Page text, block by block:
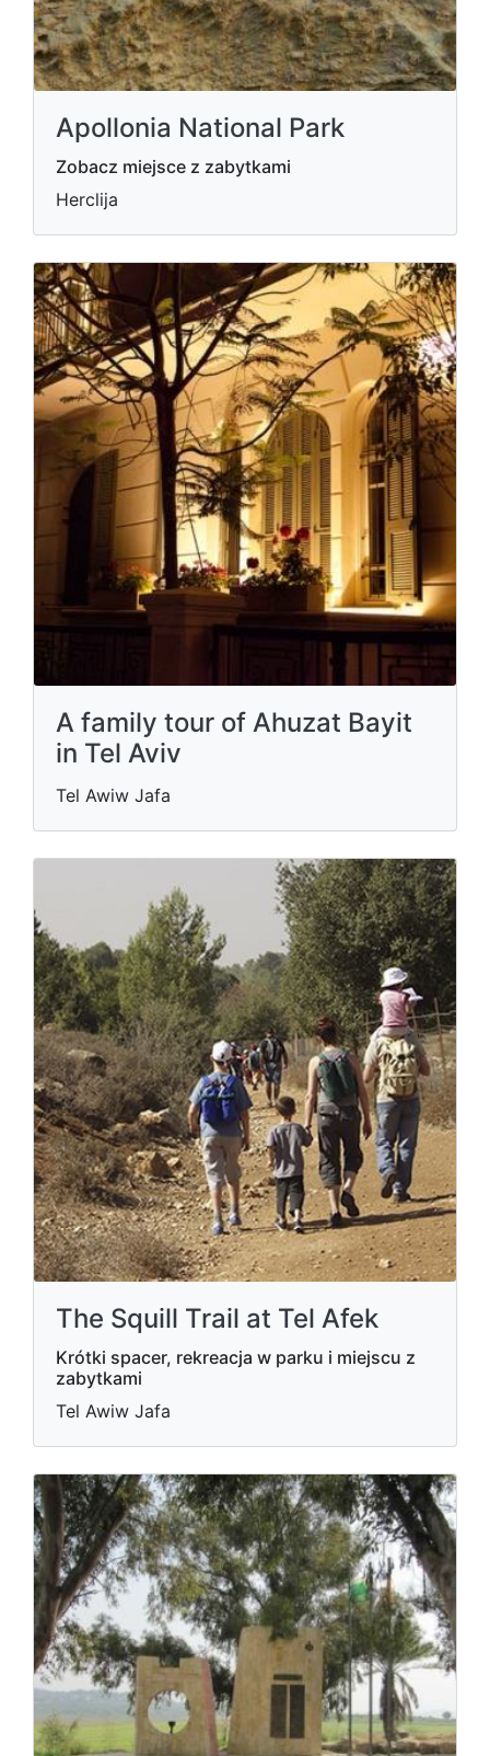
Apollonia National Park
Zobacz miejsce z zabytkami
Herclija
A family tour of Ahuzat Bayit
in Tel Aviv
Tel Awiw Jafa
The Squill Trail at Tel Afek
Krótki spacer, rekreacja w parku i miejscu z
zabytkami
Tel Awiw Jafa